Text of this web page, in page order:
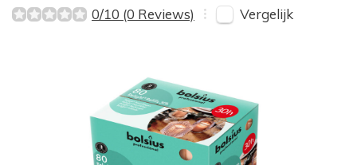
0/10 (0 Reviews) Vergelijk